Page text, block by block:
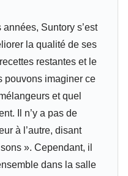
Suntory s’est
la qualité de ses
restantes et le
pouvons imaginer ce
et quel
Il n’y a pas de
à l’autre, disant
». Cependant, il
dans la salle